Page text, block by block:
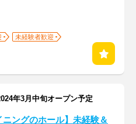
未経験者歓迎
年3月中旬オープン予定
ニングのホール】未経験＆